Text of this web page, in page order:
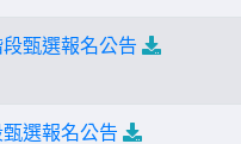
甄選報名公告
選報名公告